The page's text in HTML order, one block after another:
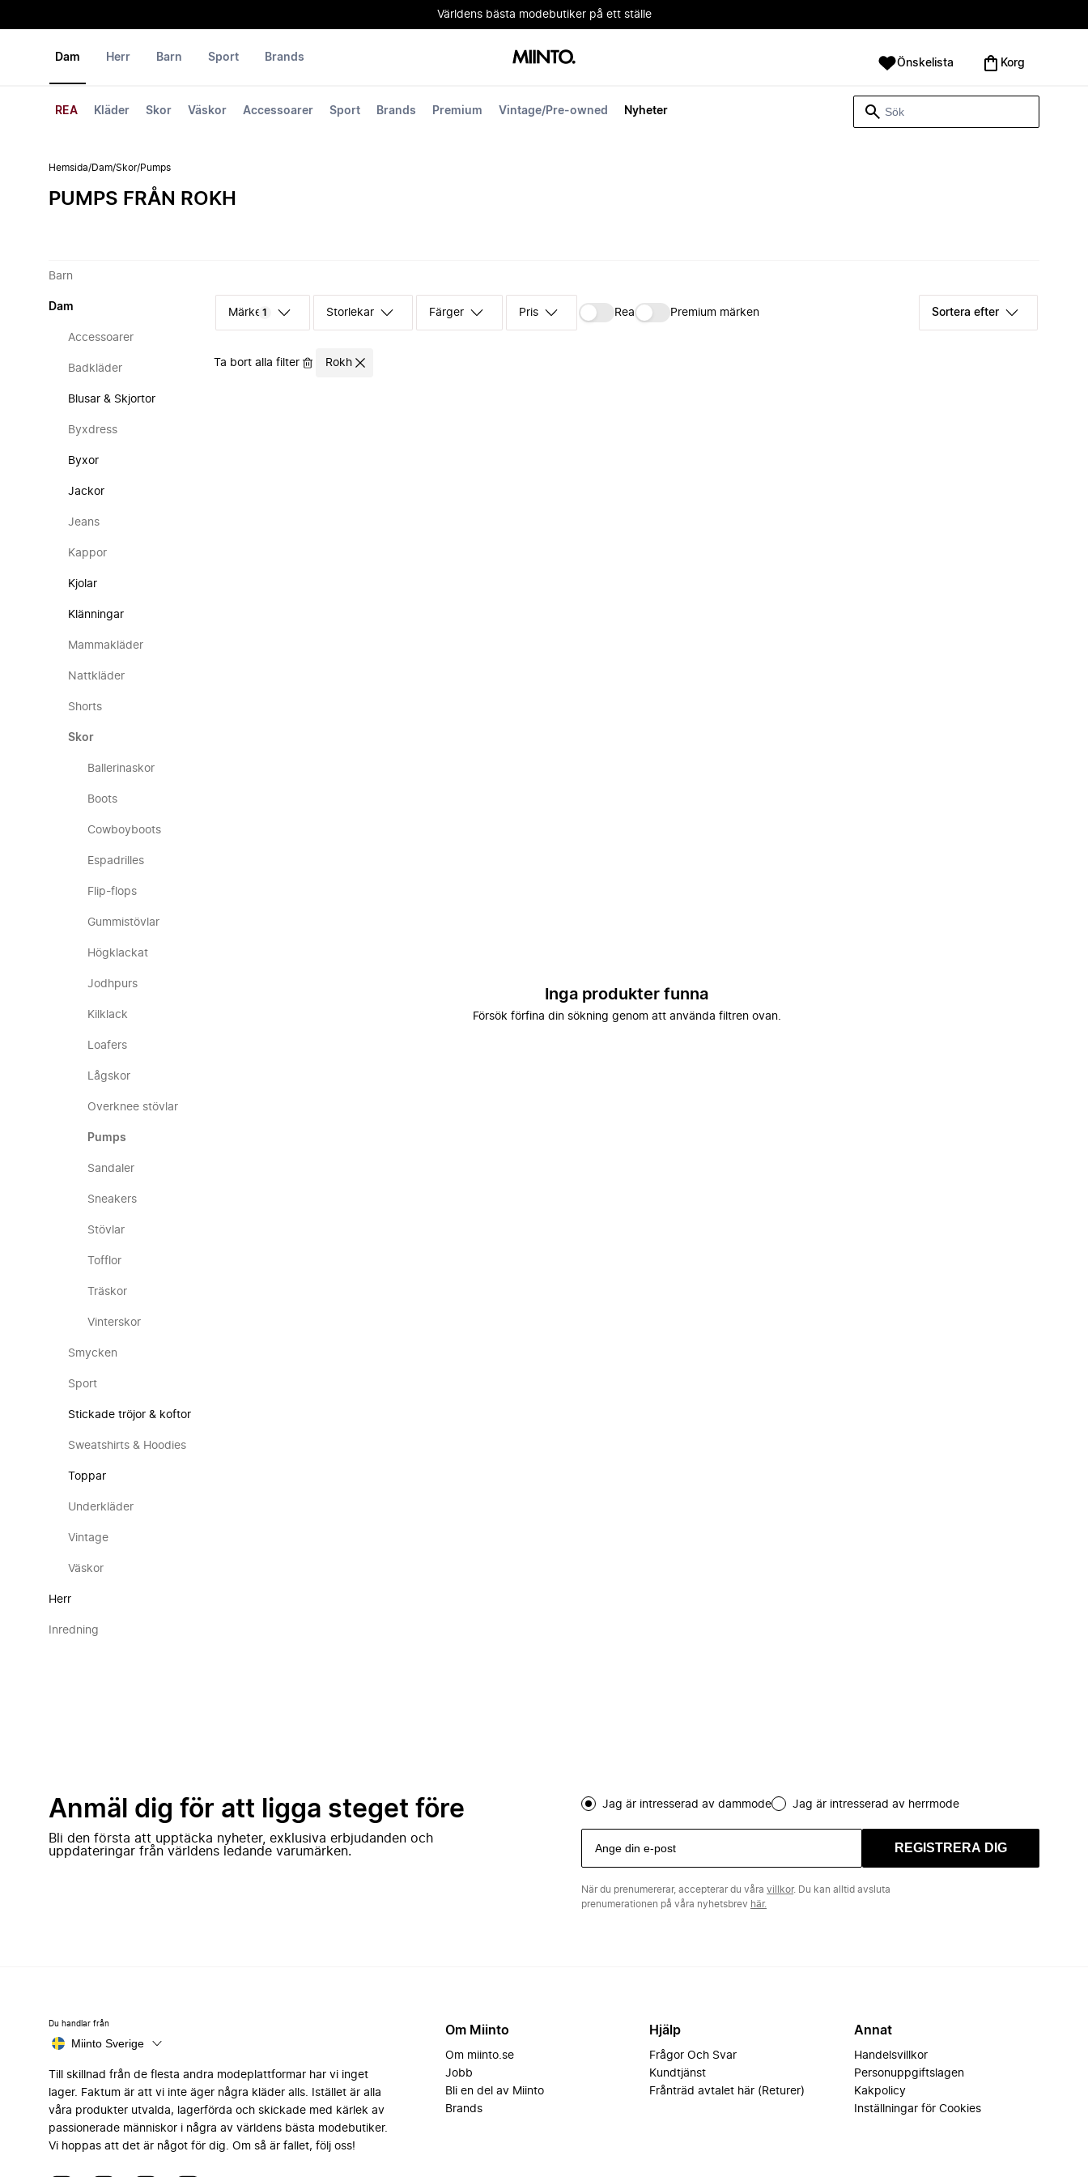
Världens bästa modebutiker på ett ställe
Dam
REA Kläder Skor Väskor Accessoarer Sport Brands Premium Vintage/Pre-owned Nyheter
Herr Barn Sport Brands Önskelista Korg
Hemsida/Dam/Skor/Pumps
PUMPS FRÅN ROKH
Barn
Dam
Accessoarer
Badkläder
Blusar & Skjortor
Byxdress
Byxor
Jackor
Jeans
Kappor
Kjolar
Klänningar
Mammakläder
Nattkläder
Shorts
Skor
Ballerinaskor
Boots
Cowboyboots
Espadrilles
Flip-flops
Gummistövlar
Högklackat
Jodhpurs
Kilklack
Loafers
Lågskor
Overknee stövlar
Pumps
Sandaler
Sneakers
Stövlar
Tofflor
Träskor
Vinterskor
Smycken
Sport
Stickade tröjor & koftor
Sweatshirts & Hoodies
Toppar
Underkläder
Vintage
Väskor
Herr
Inredning
Märke 1 Storlekar Färger Pris Rea Premium märken Sortera efter
Ta bort alla filter Rokh
Inga produkter funna
Försök förfina din sökning genom att använda filtren ovan.
Anmäl dig för att ligga steget före
Bli den första att upptäcka nyheter, exklusiva erbjudanden och
uppdateringar från världens ledande varumärken.
Jag är intresserad av dammode Jag är intresserad av herrmode
REGISTRERA DIG
När du prenumererar, accepterar du våra villkor. Du kan alltid avsluta
prenumerationen på våra nyhetsbrev här.
Du handlar från
Miinto Sverige
Till skillnad från de flesta andra modeplattformar har vi inget
lager. Faktum är att vi inte äger några kläder alls. Istället är alla
våra produkter utvalda, lagerförda och skickade med kärlek av
passionerade människor i några av världens bästa modebutiker.
Vi hoppas att det är något för dig. Om så är fallet, följ oss!
Om Miinto
Om miinto.se
Jobb
Bli en del av Miinto
Brands
Hjälp
Frågor Och Svar
Kundtjänst
Frånträd avtalet här (Returer)
Annat
Handelsvillkor
Personuppgiftslagen
Kakpolicy
Inställningar för Cookies